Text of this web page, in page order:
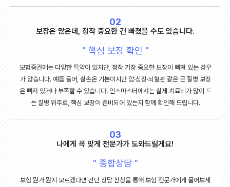
- 동의일로부터 3년
- 귀하는 개인정보 제공에 대한 동의를 거부할 권리가 있습니다. 동의 거부시 보험계약
상담 등의 서비스를 받으실 수 없습니다.
본 동의를 하시더라도 이후에 동의를 철회하거나 가입 권유 목적의 연락에 대한 중단을
요청하실 수 있습니다.
연락처 : 케이지에이에셋(주) 인스마스터지사 김기영 (지점연락처 02-6010-0180
, 휴대폰 010-2236-0345)
02
보장은 많은데, 정작 중요한 건 빠졌을 수도 있습니다.
" 핵심 보장 확인 "
보험증권에는 다양한 특약이 있지만, 정작 가장 중요한 보장이 빠져 있는 경우
가 많습니다. 예를 들어, 실손은 기본이지만 암·심장·뇌혈관 같은 큰 질병 보장
은 빠져 있거나 부족할 수 있습니다. 인스마스터에서는 실제 치료비가 많이 드
는 질병 위주로, 핵심 보장이 준비되어 있는지 함께 확인해 드립니다.
03
나에게 꼭 맞게 전문가가 도와드릴게요!
" 종합상담 "
보험 뭔가 뭔지 모르겠다면 간단 상담 신청을 통해 보험 전문가에게 물어보세